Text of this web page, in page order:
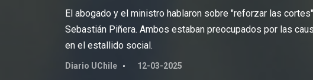
El abogado y el ministro hablaron sobre "reforzar las
Sebastián Piñera. Ambos estaban preocupados por las
en el estallido social.
Diario UChile 12-03-2025